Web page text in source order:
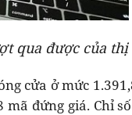
qua được của
cửa ở mức
đứng giá. Chỉ